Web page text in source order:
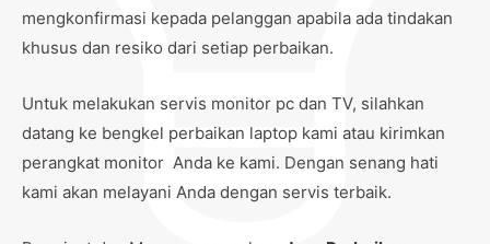
mengkonfirmasi kepada pelanggan apabila ada tindakan
khusus dan resiko dari setiap perbaikan.
Untuk melakukan servis monitor pc dan TV, silahkan
datang ke bengkel perbaikan laptop kami atau kirimkan
perangkat monitor Anda ke kami. Dengan senang hati
kami akan melayani Anda dengan servis terbaik.